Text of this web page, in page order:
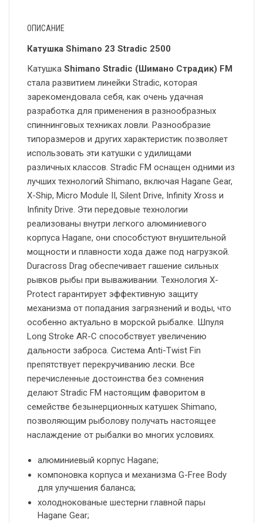
ОПИСАНИЕ
Катушка Shimano 23 Stradic 2500
Катушка Shimano Stradic (Шимано Страдик) FM
стала развитием линейки Stradic, которая
зарекомендовала себя, как очень удачная
разработка для применения в разнообразных
спиннинговых техниках ловли. Разнообразие
типоразмеров и других характеристик позволяет
использовать эти катушки с удилищами
различных классов. Stradic FM оснащен одними из
лучших технологий Shimano, включая Hagane Gear,
X-Ship, Micro Module II, Silent Drive, Infinity Xross и
Infinity Drive. Эти передовые технологии
реализованы внутри легкого алюминиевого
корпуса Hagane, они способстуют внушительной
мощности и плавности хода даже под нагрузкой.
Duracross Drag обеспечивает гашение сильных
рывков рыбы при вываживании. Технология X-
Protect гарантирует эффективную защиту
механизма от попадания загрязнений и воды, что
особенно актуально в морской рыбалке. Шпуля
Long Stroke AR-C способствует увеличению
дальности заброса. Система Anti-Twist Fin
препятствует перекручиванию лески. Все
перечисленные достоинства без сомнения
делают Stradic FM настоящим фаворитом в
семействе безынерционных катушек Shimano,
позволяющим рыболову получать настоящее
наслаждение от рыбалки во многих условиях.
алюминиевый корпус Hagane;
компоновка корпуса и механизма G-Free Body
для улучшения баланса;
холоднокованые шестерни главной пары
Hagane Gear;